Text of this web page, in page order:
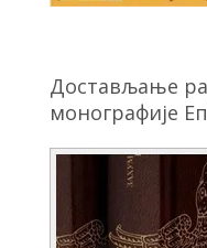
Достављање
монографије